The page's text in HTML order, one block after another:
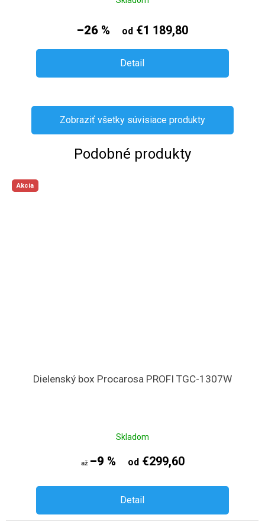
–26 % od €1 189,80
Detail
Zobraziť všetky súvisiace produkty
Podobné produkty
Akcia
Dielenský box Procarosa PROFI TGC-1307W
Skladom
až –9 % od€299,60
Detail